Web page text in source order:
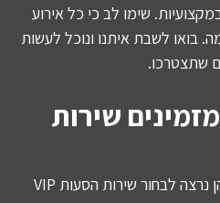
שימו לב כי כל אירוע
בואו לשבת איתנו ונוכל לעשות
שתצטרכו.
שירות
יכולות להיות מגוון סיבות שבהן נרצה לבחור שירות הסעות VIP